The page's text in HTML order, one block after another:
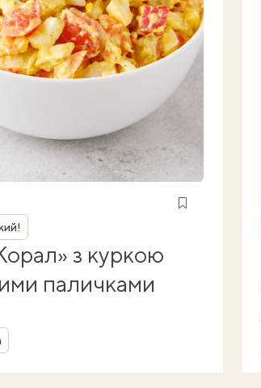
з куркою
паличками